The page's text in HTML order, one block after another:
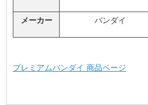
メーカー バンダイ
プレミアムバンダイ 商品ページ